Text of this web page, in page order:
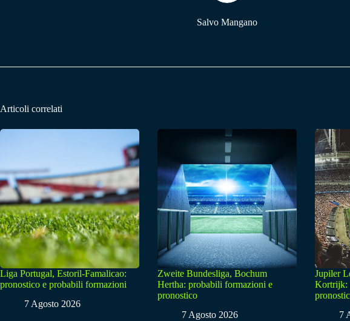
Salvo Mangano
Articoli correlati
Liga Portugal, Estoril-Famalicao:
pronostico e probabili formazioni
7 Agosto 2026
Zweite Bundesliga, Bochum
Hertha: probabili formazioni e
pronostico
7 Agosto 2026
Jupiler
Kortrijk:
7